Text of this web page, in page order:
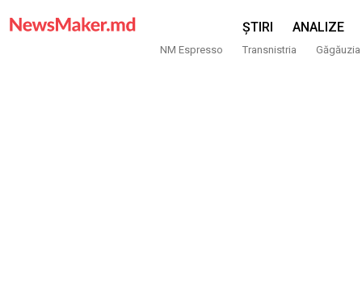
ȘTIRI ANALIZE
NM Espresso Transnistria Găgăuzia